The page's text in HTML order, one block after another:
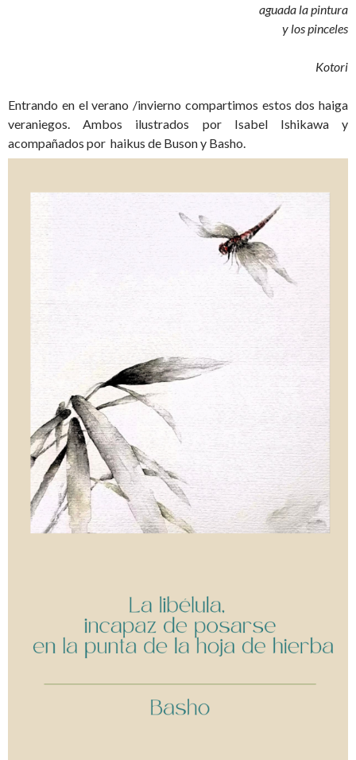
aguada la pintura
y los pinceles
Kotori
Entrando en el verano /invierno compartimos estos dos haiga
veraniegos. Ambos ilustrados por Isabel Ishikawa y
acompañados por haikus de Buson y Basho.